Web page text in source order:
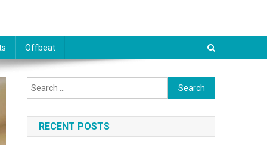
Offbeat
Search for:
RECENT POSTS